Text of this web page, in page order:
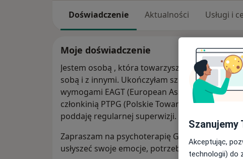
Doświadczenie Aktualności Usługi i
Moje doświadczenie
Jestem osobą , która towarzyszy ludziom w
sobą i z innymi. Ukończyłam szkolenie
wymogami EAGT (European Association for
członkinią PTPG (Polskie Towarzystwo
poddaję regularnej superwizji.
Zapraszam na psychoterapię Gestalt osoby,
usłyszeć swoje emocje, potrzeby i ciało oraz
Akceptując,
technologii) do